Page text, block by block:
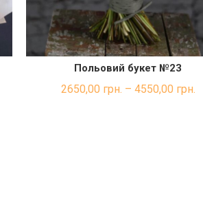
ШВИДКА ПОКУПКА
Польовий букет №23
2650,00 грн. – 4550,00 грн.